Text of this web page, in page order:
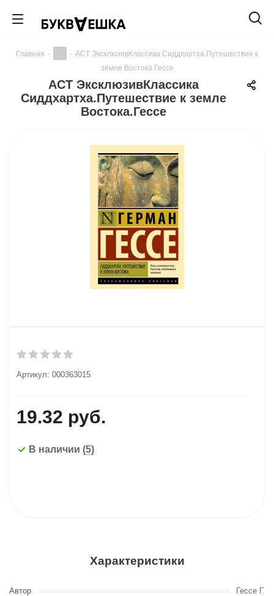
Главная - - АСТ ЭксклюзивКлассика Сиддхартха.Путешествие к
земле Востока.Гессе
АСТ ЭксклюзивКлассика
Сиддхартха.Путешествие к земле
Востока.Гессе
Артикул: 000363015
19.32 руб.
В наличии (5)
Характеристики
Автор
Гессе Г.